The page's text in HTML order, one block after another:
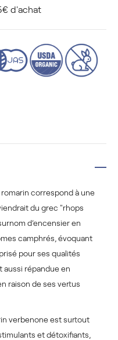
d'achat
correspond à une
du grec "rhops
d’encensier en
camphrés, évoquant
pour ses qualités
aussi répandue en
raison de ses vertus
verbenone est surtout
et détoxifiants,